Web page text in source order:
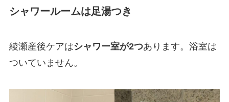
シャワールームは足湯つき
綾瀬産後ケアはシャワー室が2つあります。浴室は
ついていません。